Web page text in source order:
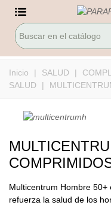
Inicio | SALUD |
SALUD
|
Multicentrum Hombre
refuerza la salud de los